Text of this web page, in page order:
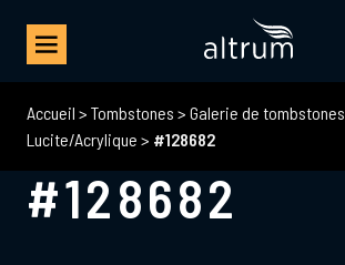
Accueil > Tombstones > Galerie de tombstones
Lucite/Acrylique > #128682
#128682